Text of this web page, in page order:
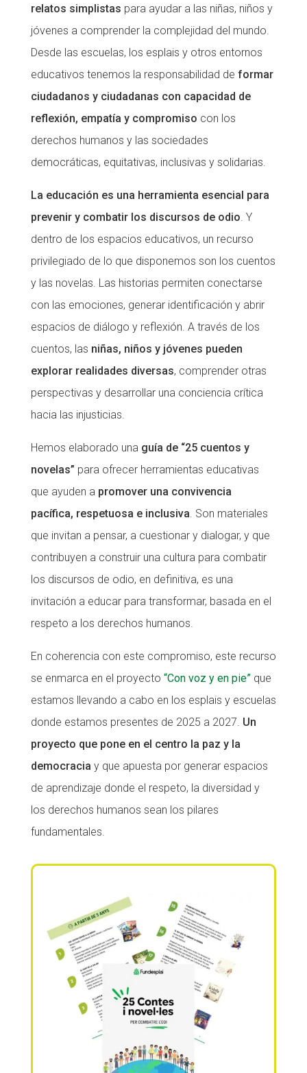
relatos simplistas para ayudar a las niñas, niños y
jóvenes a comprender la complejidad del mundo.
Desde las escuelas, los esplais y otros entornos
educativos tenemos la responsabilidad de formar
ciudadanos y ciudadanas con capacidad de
reflexión, empatía y compromiso con los
derechos humanos y las sociedades
democráticas, equitativas, inclusivas y solidarias.
La educación es una herramienta esencial para
prevenir y combatir los discursos de odio. Y
dentro de los espacios educativos, un recurso
privilegiado de lo que disponemos son los cuentos
y las novelas. Las historias permiten conectarse
con las emociones, generar identificación y abrir
espacios de diálogo y reflexión. A través de los
cuentos, las niñas, niños y jóvenes pueden
explorar realidades diversas, comprender otras
perspectivas y desarrollar una conciencia crítica
hacia las injusticias.
Hemos elaborado una guía de “25 cuentos y
novelas” para ofrecer herramientas educativas
que ayuden a promover una convivencia
pacífica, respetuosa e inclusiva. Son materiales
que invitan a pensar, a cuestionar y dialogar, y que
contribuyen a construir una cultura para combatir
los discursos de odio, en definitiva, es una
invitación a educar para transformar, basada en el
respeto a los derechos humanos.
En coherencia con este compromiso, este recurso
se enmarca en el proyecto “Con voz y en pie”que
estamos llevando a cabo en los esplais y escuelas
donde estamos presentes de 2025 a 2027. Un
proyecto que pone en el centro la paz y la
democracia y que apuesta por generar espacios
de aprendizaje donde el respeto, la diversidad y
los derechos humanos sean los pilares
fundamentales.
Treballa amb nosaltres